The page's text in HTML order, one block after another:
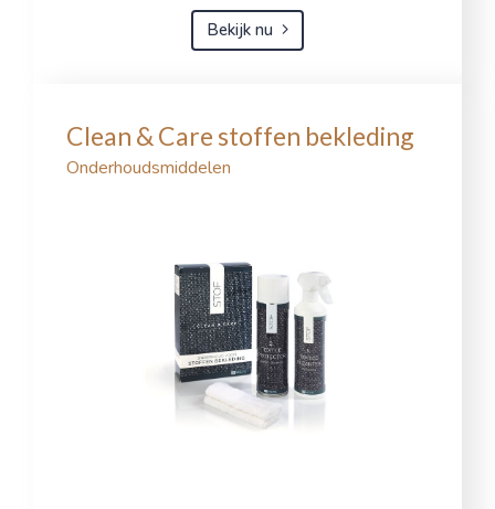
Bekijk nu
Clean & Care stoffen bekleding
Onderhoudsmiddelen